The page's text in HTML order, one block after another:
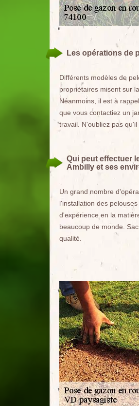
Les opérations de
Différents modèles de
propriétaires misent sur
Néanmoins, il est à
que vous contactiez un
travail. N'oubliez pas
Qui peut effectuer
Ambilly et ses
Un grand nombre
l'installation des
d'expérience en la
beaucoup de monde.
qualité.